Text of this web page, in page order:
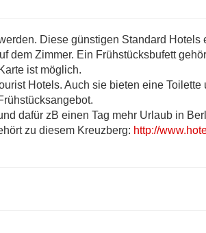
Diese günstigen Standard Hotels
dem Zimmer. Ein Frühstücksbufett
ist möglich.
Hotels. Auch sie bieten eine Toilette
dafür zB einen Tag mehr Urlaub in
zu diesem Kreuzberg: http://